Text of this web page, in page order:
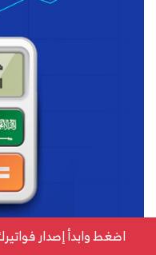
اضغط وابدأ إصدار